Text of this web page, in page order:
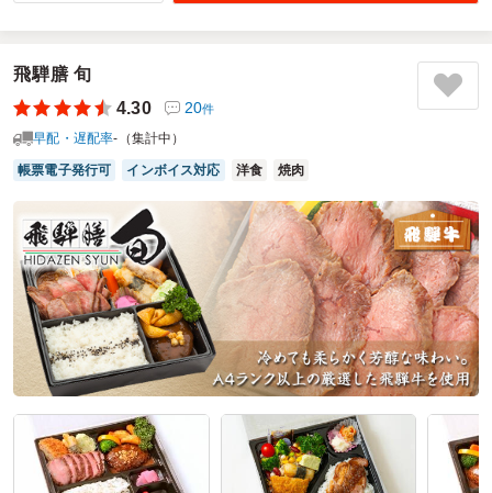
見た目から楽しめるお弁当でした。彩りもよく、一つひとつ
若い男性にはもう少し多いほうが満足感があるかもしれませ
んが、全体としては十分な量で、多くの方にとってちょうど
らも「とても美味しかった」と好評で、味付けも幅広い年代
に喜ばれる内容だったと思います。
結婚式の準備のスタッフ用お弁当として
参加者の年齢：
40代～50代 男女比： 男女混合
神奈川県相模原市南区相武台
2026/05/02
磯くらの口コミをもっと見る
飛騨膳 旬
4.30
20件
早配・遅配率-（集計中）
帳票電子発行可 インボイス対応 洋食 焼肉